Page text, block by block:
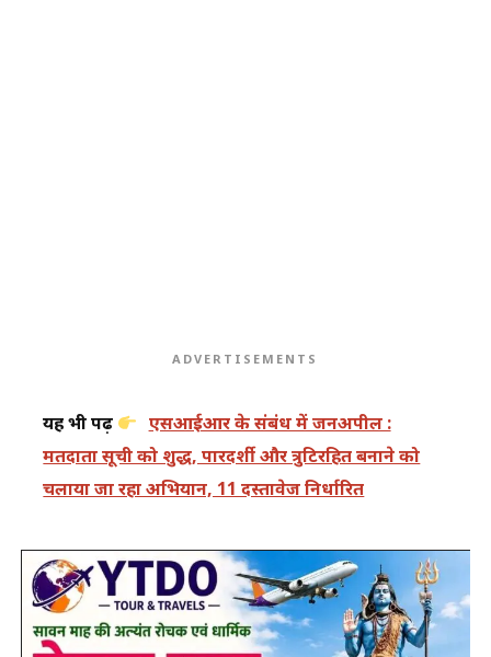
ADVERTISEMENTS
यह भी पढ़ें
एसआईआर के संबंध में जनअपील :
मतदाता सूची को शुद्ध, पारदर्शी और त्रुटिरहित बनाने को
चलाया जा रहा अभियान, 11 दस्तावेज निर्धारित